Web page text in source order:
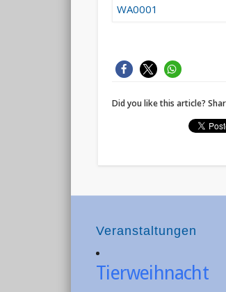
Did you like this article?
Veranstaltungen
Tierweihnacht